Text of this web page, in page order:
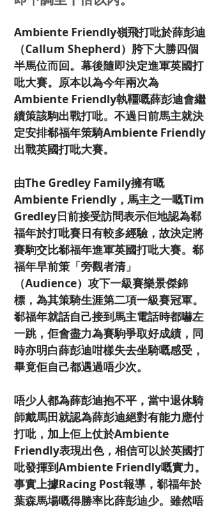
Ambiente Friendly嶺飛打吡於薛彭迪
（Callum Shepherd）胯下大勝四個
半馬位而回。幕後隨即決定進軍英國打
吡大賽。原本以為今年兩次為
Ambiente Friendly執韁嘅薛彭迪會繼
續策該駒出戰打吡。不過日前馬主就決
定安排郗福年策騎Ambiente Friendly
出戰英國打吡大賽。
由The Gredley Family擁有嘅
Ambiente Friendly，馬主之一嘅Tim
Gredley日前接受訪問表示佢地認為郗
福年於打吡賽日有較多經驗，故決定將
賽駒交比郗福年進軍英國打吡大賽。郗
福年早前策「旁觀者清」
（Audience）攻下一級賽樂景傑錦
標，為其策騎生涯第二項一級賽冠軍。
郗福年就話自己接到馬主電話時都嚇左
一跳，佢會盡力為賽駒爭取好成績，同
時亦明白薛彭迪咁樣失去坐騎嘅感受，
畢竟佢自己都遇過唔少次。
唔少人都為薛彭迪抱不平，當中退休騎
師戴馬田就認為薛彭迪絕對有能力應付
打吡，加上佢上仗於Ambiente
Friendly表現出色，相信可以於英國打
吡發揮到Ambiente Friendly嘅實力。
事實上據Racing Post報導，郗福年於
葉森馬場嘅得勝率比薛彭迪少。雖然唔